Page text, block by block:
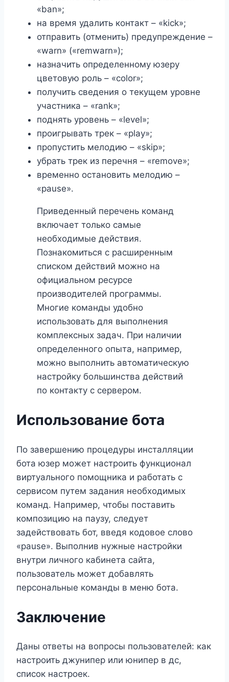
«ban»;
на время удалить контакт – «kick»;
отправить (отменить) предупреждение –
«warn» («remwarn»);
назначить определенному юзеру
цветовую роль – «color»;
получить сведения о текущем уровне
участника – «rank»;
поднять уровень – «level»;
проигрывать трек – «play»;
пропустить мелодию – «skip»;
убрать трек из перечня – «remove»;
временно остановить мелодию –
«pause».
Приведенный перечень команд
включает только самые
необходимые действия.
Познакомиться с расширенным
списком действий можно на
официальном ресурсе
производителей программы.
Многие команды удобно
использовать для выполнения
комплексных задач. При наличии
определенного опыта, например,
можно выполнить автоматическую
настройку большинства действий
по контакту с сервером.
Использование бота
По завершению процедуры инсталляции
бота юзер может настроить функционал
виртуального помощника и работать с
сервисом путем задания необходимых
команд. Например, чтобы поставить
композицию на паузу, следует
задействовать бот, введя кодовое слово
«pause». Выполнив нужные настройки
внутри личного кабинета сайта,
пользователь может добавлять
персональные команды в меню бота.
Заключение
Даны ответы на вопросы пользователей: как
настроить джунипер или юнипер в дс,
список настроек.